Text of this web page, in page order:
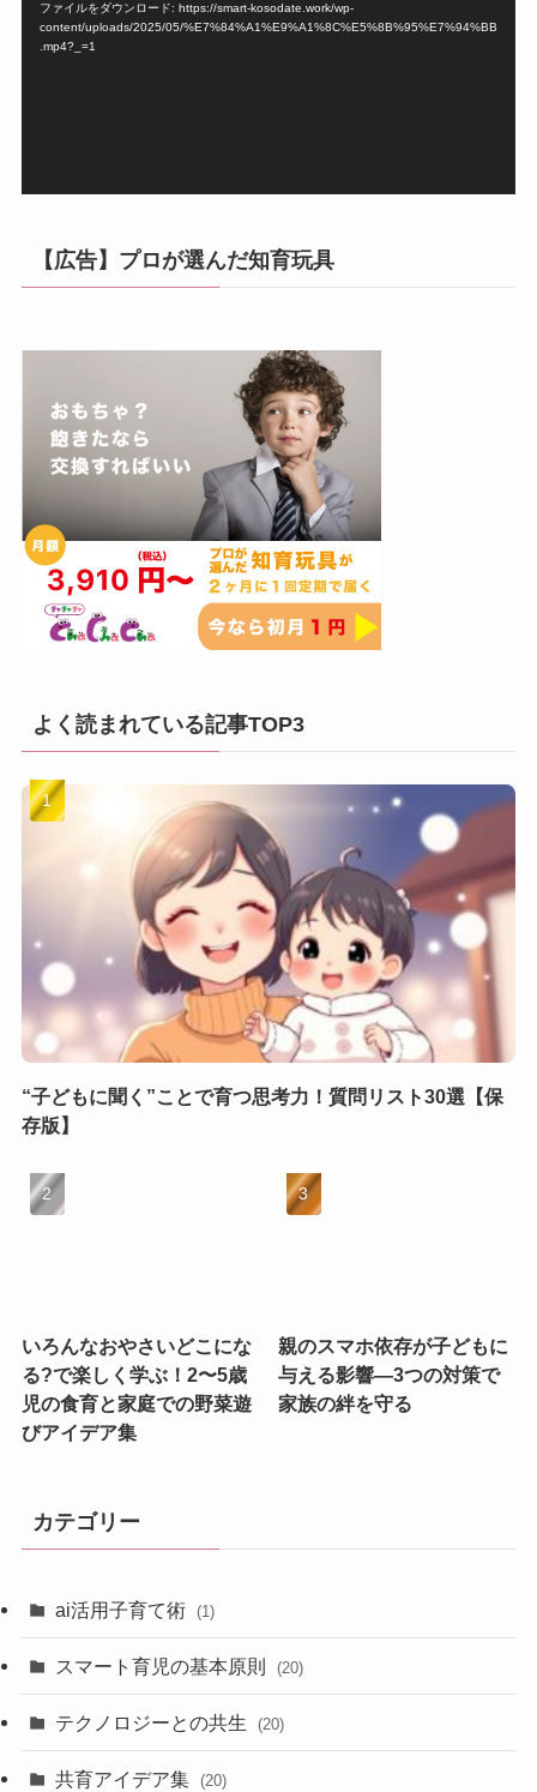
ファイルをダウンロード: https://smart-kosodate.work/wp-
content/uploads/2025/05/%E7%84%A1%E9%A1%8C%E5%8B%95%E7%94%BB
.mp4?_=1
【広告】プロが選んだ知育玩具
よく読まれている記事TOP3
“子どもに聞く”ことで育つ思考力！質問リスト30選【保
存版】
いろんなおやさいどこにな
る?で楽しく学ぶ！2〜5歳
児の食育と家庭での野菜遊
びアイデア集
親のスマホ依存が子どもに
与える影響—3つの対策で
家族の絆を守る
カテゴリー
ai活用子育て術 (1)
スマート育児の基本原則 (20)
テクノロジーとの共生 (20)
共育アイデア集 (20)